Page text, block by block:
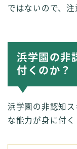
ではないので、注
浜学園の非
付くのか？
浜学園の非認知
な能力が身に付く